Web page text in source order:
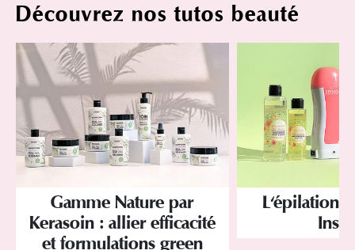
Découvrez nos tutos beauté
Gamme Nature par
Kerasoin : allier efficacité
et formulations green
L'épilation